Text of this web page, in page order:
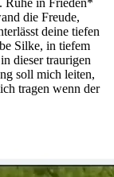
Ruhe in Frieden*
die Freude,
deine tiefen
Silke, in tiefem
dieser traurigen
soll mich leiten,
tragen wenn der